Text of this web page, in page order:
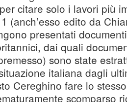
citare solo i lavori più
(anch’esso edito da
presentati
dai quali
sono state
italiana dagli
Cereghino fare lo
scomparso